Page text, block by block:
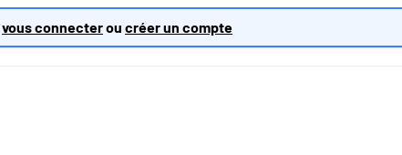
vous connecterou créer un compte